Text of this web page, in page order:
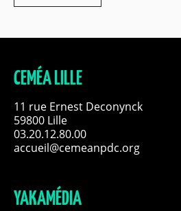
CEMÉA LILLE
11 rue Ernest Deconynck
59800 Lille
03.20.12.80.00
accueil@cemeanpdc.org
YAKAMÉDIA